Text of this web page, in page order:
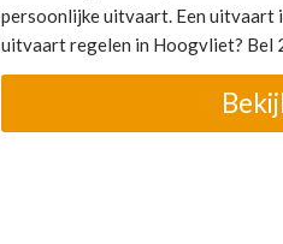
persoonlijke uitvaart. Een uitvaart
uitvaart regelen in Hoogvliet? Bel